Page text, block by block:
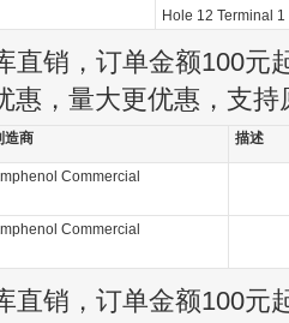
Hole 12 Terminal 1
销，订单金额100元
惠，量大更优惠，支持
造商 描述
Commercial
Commercial
销，订单金额100元